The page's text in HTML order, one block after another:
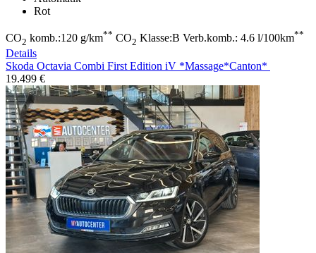
Rot
CO2 komb.:120 g/km** CO2 Klasse:B Verb.komb.: 4.6 l/100km**
Details
Skoda Octavia Combi First Edition iV *Massage*Canton*
19.499 €